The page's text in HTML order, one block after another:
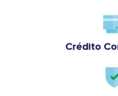
Crédito